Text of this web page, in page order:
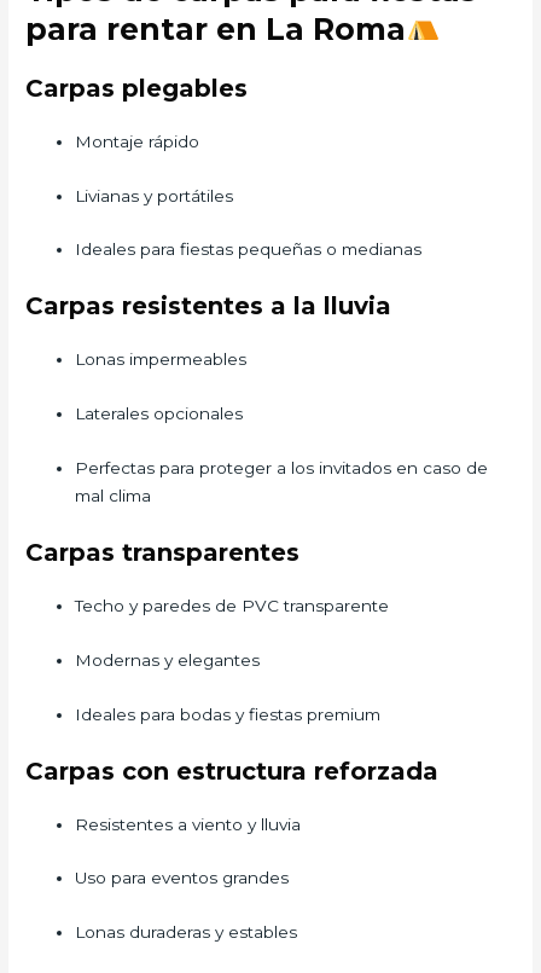
para rentar en La Roma
Carpas plegables
Montaje rápido
Livianas y portátiles
Ideales para fiestas pequeñas o medianas
Carpas resistentes a la lluvia
Lonas impermeables
Laterales opcionales
Perfectas para proteger a los invitados en caso de
mal clima
Carpas transparentes
Techo y paredes de PVC transparente
Modernas y elegantes
Ideales para bodas y fiestas premium
Carpas con estructura reforzada
Resistentes a viento y lluvia
Uso para eventos grandes
Lonas duraderas y estables